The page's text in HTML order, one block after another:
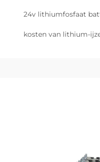
24v lithiumfosfaat
kosten van lithium-